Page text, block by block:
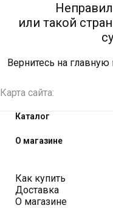
или такой
Вернитесь на главную
Карта сайта:
Каталог
О магазине
Как купить
Доставка
О магазине